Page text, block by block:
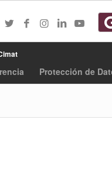
Protección de